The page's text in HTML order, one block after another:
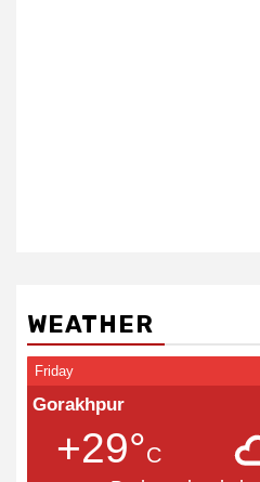
WEATHER
Friday
Gorakhpur
+29°C